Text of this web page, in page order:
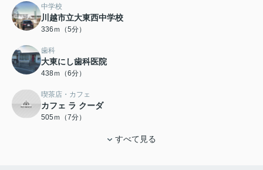
中学校
川越市立大東西中学校
336ｍ（5分）
歯科
大東にし歯科医院
438ｍ（6分）
喫茶店・カフェ
カフェ ラ クーダ
505ｍ（7分）
すべて見る